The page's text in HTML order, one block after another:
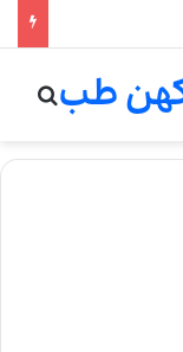
طب